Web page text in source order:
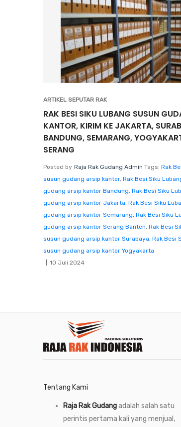
ARTIKEL SEPUTAR RAK
RAK BESI SIKU LUBANG SUSUN
KANTOR, KIRIM KE JAKARTA,
BANDUNG, SEMARANG,
SERANG
Posted by Raja Rak Gudang Admin Tags: Rak
susun gudang arsip kantor, Rak Besi Siku
gudang arsip kantor Bandung, Rak Besi Siku
gudang arsip kantor Jakarta, Rak Besi Siku
gudang arsip kantor Semarang, Rak Besi Siku
gudang arsip kantor Serang Banten, Rak Besi
susun gudang arsip kantor Surabaya, Rak Besi
susun gudang arsip kantor Yogyakarta
10 Juli 2024
Tentang Kami
Raja Rak Gudangadalah salah satu
perintis pertama kali yang menjual,